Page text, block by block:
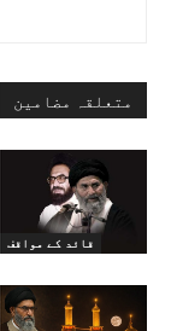
متعلقہ مضامین
قائد کے مواقف